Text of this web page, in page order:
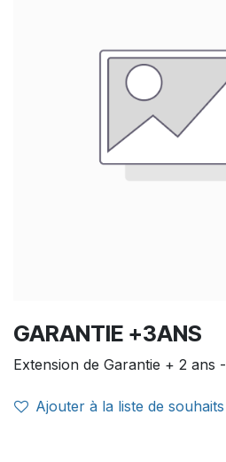
GARANTIE +3ANS
Extension de Garantie + 2 ans -
Ajouter à la liste de souhaits